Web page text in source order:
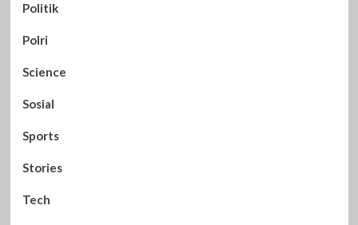
Politik
Polri
Science
Sosial
Sports
Stories
Tech